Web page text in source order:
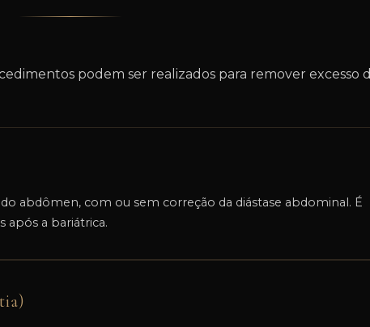
podem ser realizados para remover excesso
abdômen, com ou sem correção da diástase abdominal. É
após a bariátrica.